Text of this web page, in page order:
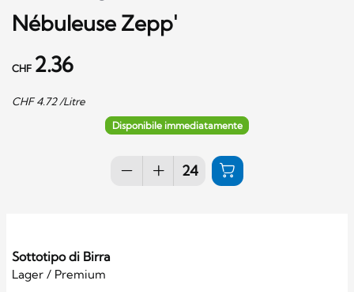
Nébuleuse Zepp'
CHF 2.36
CHF4.72/Litre
Disponibile immediatamente
Sottotipo di Birra
Lager / Premium